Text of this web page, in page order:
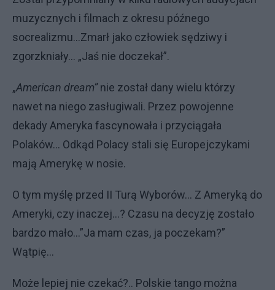
muzycznych i filmach z okresu późnego
socrealizmu...Zmarł jako człowiek sędziwy i
zgorzkniały... „Jaś nie doczekał”.
„American dream”nie został dany wielu którzy
nawet na niego zasługiwali. Przez powojenne
dekady Ameryka fascynowała i przyciągała
Polaków... Odkąd Polacy stali się Europejczykami
mają Amerykę w nosie.
O tym myślę przed II Turą Wyborów... Z Ameryką do
Ameryki, czy inaczej...? Czasu na decyzję zostało
bardzo mało...”Ja mam czas, ja poczekam?”
Wątpię...
Może lepiej nie czekać?.. Polskie tango można